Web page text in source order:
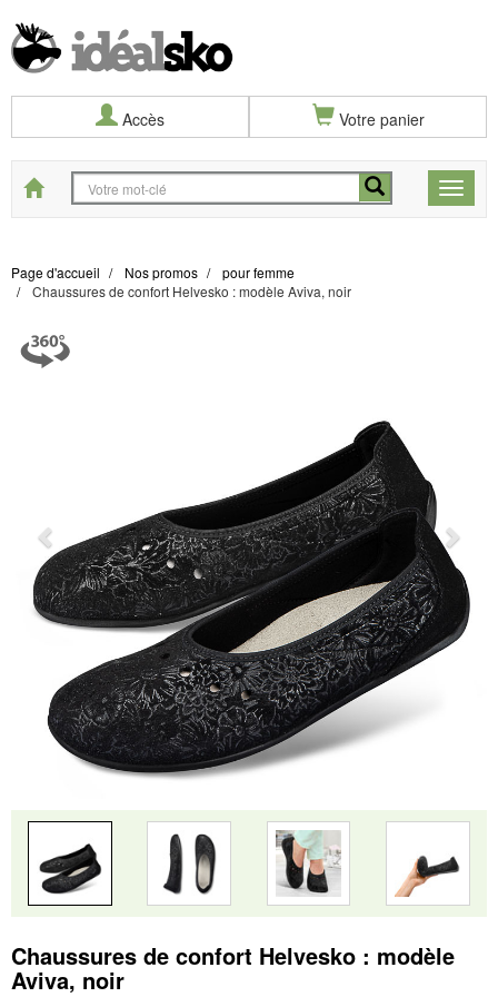
Accès Votre panier
Toggle
Start
Page d'accueil Nos promos
pour femme
Chaussures de confort Helvesko : modèle Aviva, noir
Chaussures de confort Helvesko : modèle
Aviva, noir